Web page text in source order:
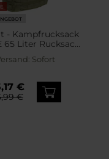
- Kampfrucksack
65 Liter Rucksack
Sofort
€
€